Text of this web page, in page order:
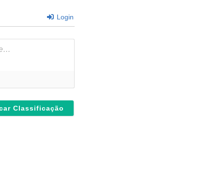
Login